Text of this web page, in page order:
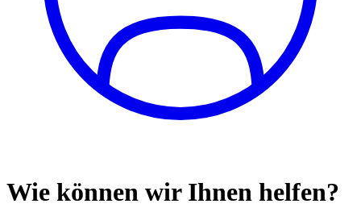
Wie können wir Ihnen helfen?